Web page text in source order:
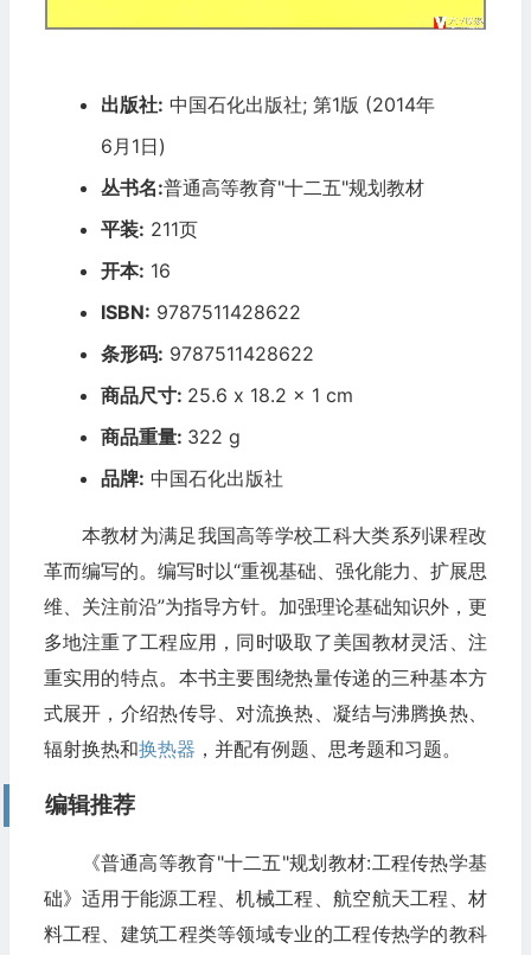
出版社: 中国石化出版社; 第1版 (2014年
6月1日)
丛书名:普通高等教育"十二五"规划教材
平装: 211页
开本: 16
ISBN: 9787511428622
条形码: 9787511428622
商品尺寸: 25.6 x 18.2 x 1 cm
商品重量: 322 g
品牌: 中国石化出版社
本教材为满足我国高等学校工科大类系列课程改
革而编写的。编写时以“重视基础、强化能力、扩展思
维、关注前沿”为指导方针。加强理论基础知识外，更
多地注重了工程应用，同时吸取了美国教材灵活、注
重实用的特点。本书主要围绕热量传递的三种基本方
式展开，介绍热传导、对流换热、凝结与沸腾换热、
辐射换热和换热器 ，并配有例题、思考题和习题。
编辑推荐
《普通高等教育"十二五"规划教材:工程传热学基
础》适用于能源工程、机械工程、航空航天工程、材
料工程、建筑工程类等领域专业的工程传热学的教科